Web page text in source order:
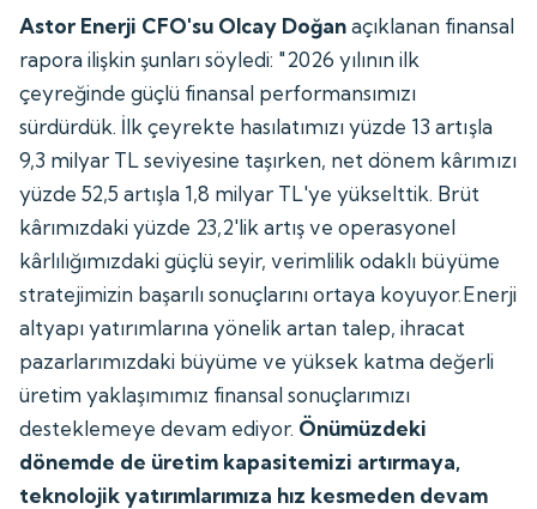
Astor Enerji CFO'su Olcay Doğanaçıklanan finansal
rapora ilişkin şunları söyledi: "2026 yılının ilk
çeyreğinde güçlü finansal performansımızı
sürdürdük. İlk çeyrekte hasılatımızı yüzde 13 artışla
9,3 milyar TL seviyesine taşırken, net dönem kârımızı
yüzde 52,5 artışla 1,8 milyar TL'ye yükselttik. Brüt
kârımızdaki yüzde 23,2'lik artış ve operasyonel
kârlılığımızdaki güçlü seyir, verimlilik odaklı büyüme
stratejimizin başarılı sonuçlarını ortaya koyuyor.Enerji
altyapı yatırımlarına yönelik artan talep, ihracat
pazarlarımızdaki büyüme ve yüksek katma değerli
üretim yaklaşımımız finansal sonuçlarımızı
desteklemeye devam ediyor. Önümüzdeki
dönemde de üretim kapasitemizi artırmaya,
teknolojik yatırımlarımıza hız kesmeden devam